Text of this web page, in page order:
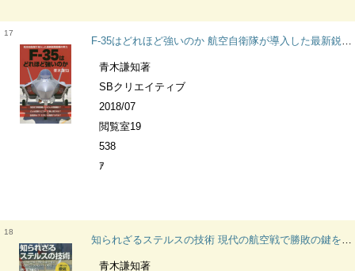
17
F-35はどれほど強いのか 航空自衛隊が導入した最新鋭戦闘機の実力 サイエンス・アイ新書 SIS-411 乗物
青木謙知著
SBクリエイティブ
2018/07
閲覧室19
538
ｱ
18
知られざるステルスの技術 現代の航空戦で勝敗の鍵を握る不可視化テクノロジーの秘密 サイエンス・アイ新書 SIS-369 乗物
青木謙知著